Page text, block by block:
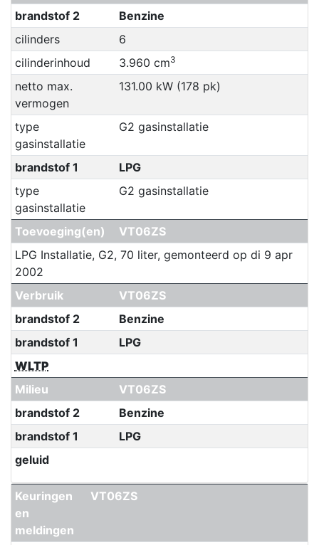
brandstof 2
Benzine
cilinders
6
cilinderinhoud
3.960 cm3
netto max.
vermogen
131.00 kW (178 pk)
type
gasinstallatie
G2 gasinstallatie
brandstof 1
LPG
type
gasinstallatie
G2 gasinstallatie
Toevoeging(en)
VT06ZS
LPG Installatie, G2, 70 liter, gemonteerd op di 9 apr
2002
Verbruik
VT06ZS
brandstof 2
Benzine
brandstof 1
LPG
WLTP
Milieu
VT06ZS
brandstof 2
Benzine
brandstof 1
LPG
geluid
Keuringen
en
meldingen
VT06ZS